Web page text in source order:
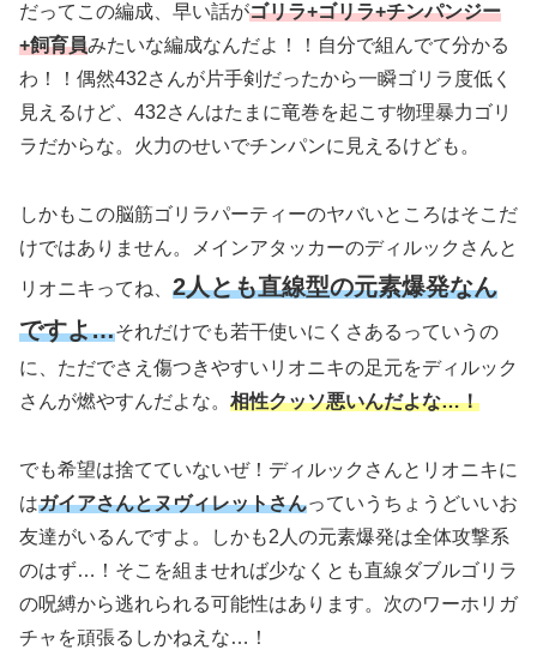
だってこの編成、早い話がゴリラ+ゴリラ+チンパンジー
+飼育員みたいな編成なんだよ！！自分で組んでて分かる
わ！！偶然432さんが片手剣だったから一瞬ゴリラ度低く
見えるけど、432さんはたまに竜巻を起こす物理暴力ゴリ
ラだからな。火力のせいでチンパンに見えるけども。
しかもこの脳筋ゴリラパーティーのヤバいところはそこだ
けではありません。メインアタッカーのディルックさんと
リオニキってね、 2人とも直線型の元素爆発なん
ですよ…それだけでも若干使いにくさあるっていうの
に、ただでさえ傷つきやすいリオニキの足元をディルック
さんが燃やすんだよな。 相性クッソ悪いんだよな…！
でも希望は捨てていないぜ！ディルックさんとリオニキに
はガイアさんとヌヴィレットさんっていうちょうどいいお
友達がいるんですよ。しかも2人の元素爆発は全体攻撃系
のはず…！そこを組ませれば少なくとも直線ダブルゴリラ
の呪縛から逃れられる可能性はあります。次のワーホリガ
チャを頑張るしかねえな…！